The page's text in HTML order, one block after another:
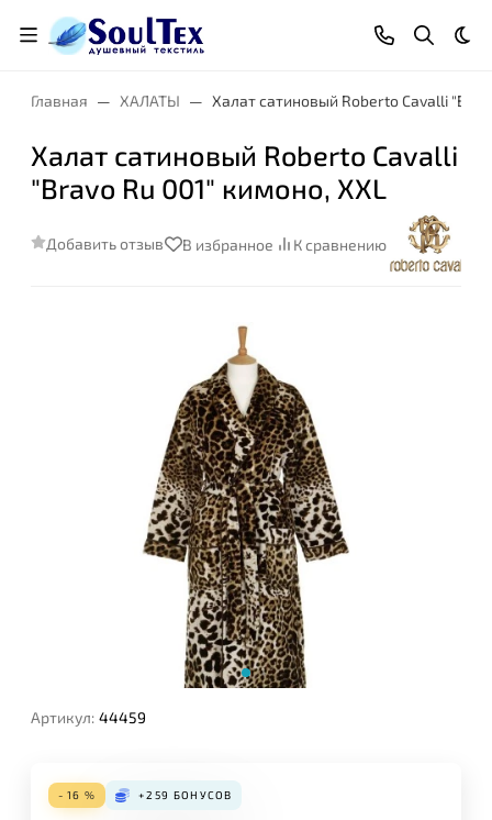
Главная ХАЛАТЫ Халат сатиновый Roberto Cavalli
Халат сатиновый Roberto Cavalli
"Bravo Ru 001" кимоно, XXL
Добавить отзыв В избранное К сравнению
Артикул: 44459
- 16 % +259 БОНУСОВ